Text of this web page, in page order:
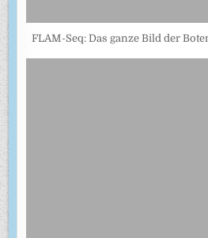
FLAM-Seq: Das ganze Bild der